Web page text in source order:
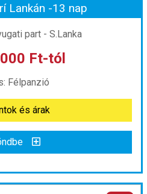
Lankán -13 nap
part - S.Lanka
Ft-tól
Félpanzió
és árak
Lankán -13 nap